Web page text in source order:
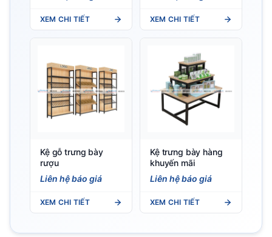
XEM CHI TIẾT XEM CHI TIẾT
Kệ gỗ trưng bày
rượu
Liên hệ báo giá
XEM CHI TIẾT
Kệ trưng bày hàng
khuyến mãi
Liên hệ báo giá
XEM CHI TIẾT